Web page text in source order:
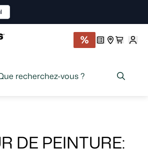
DE PEINTURE: